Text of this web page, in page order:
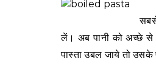
लें। अब पानी को अच्छे से
पास्ता उबल जाये तो उसके